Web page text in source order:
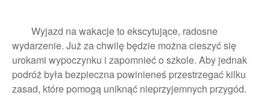
Wyjazd na wakacje to ekscytujące, radosne
wydarzenie. Już za chwilę będzie można cieszyć się
urokami wypoczynku i zapomnieć o szkole. Aby jednak
podróż była bezpieczna powinieneś przestrzegać kilku
zasad, które pomogą uniknąć nieprzyjemnych przygód.